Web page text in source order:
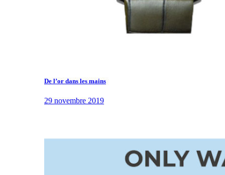
De l’or dans les mains
29 novembre 2019